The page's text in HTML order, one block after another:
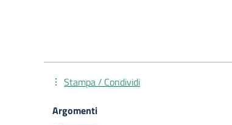
Stampa / Condividi
Argomenti